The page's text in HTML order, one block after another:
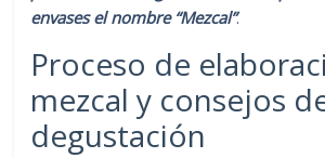
envases el nombre “Mezcal”.
Proceso de
mezcal y consejos
degustación